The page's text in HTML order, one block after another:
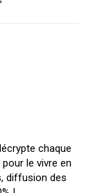
chaque
le vivre en
diffusion des